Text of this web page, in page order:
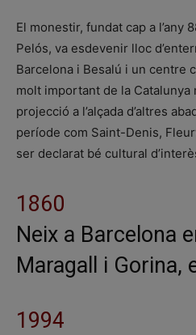
El monestir, fundat cap a l’any
Pelós, va esdevenir lloc
Barcelona i Besalú i un centre
molt important de la Catalunya
projecció a l’alçada d’altres
període com Saint-Denis,
ser declarat bé cultural
1860
Neix a Barcelona
Maragall i Gorina,
1994